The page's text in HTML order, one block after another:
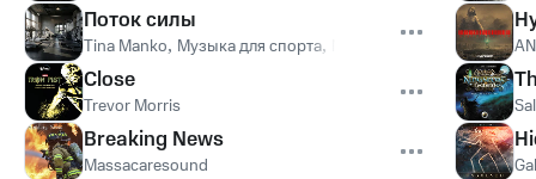
Поток силы
Tina Manko, Музыка для спорта, Музыка для бега,Музыка
Close
Trevor Morris
Breaking News
Massacaresound